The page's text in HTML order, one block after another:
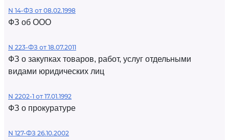
N 14-ФЗ от 08.02.1998
ФЗ об ООО
N 223-ФЗ от 18.07.2011
ФЗ о закупках товаров, работ, услуг отдельными
видами юридических лиц
N 2202-1 от 17.01.1992
ФЗ о прокуратуре
N 127-ФЗ 26.10.2002